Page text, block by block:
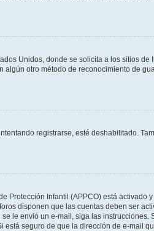
Unidos, donde se solicita a los sitios
otro método de reconocimiento de
registrarse, esté deshabilitado.
Protección Infantil (APPCO) está activado
disponen que las cuentas deben ser
le envió un e-mail, siga las instrucciones.
seguro de que la dirección de e-mail